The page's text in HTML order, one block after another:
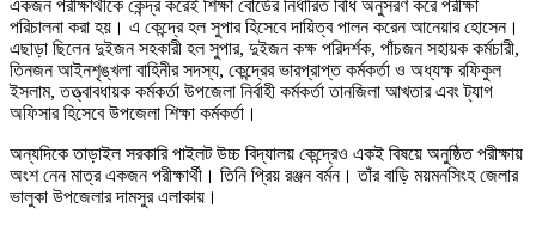
একজন পরীক্ষার্থীকে কেন্দ্র করেই শিক্ষা বোর্ডের নির্ধারিত বিধি অনুসরণ করে পরীক্ষা
পরিচালনা করা হয়। এ কেন্দ্রে হল সুপার হিসেবে দায়িত্ব পালন করেন আনেয়ার হোসেন।
এছাড়া ছিলেন দুইজন সহকারী হল সুপার, দুইজন কক্ষ পরিদর্শক, পাঁচজন সহায়ক কর্মচারী,
তিনজন আইনশৃঙ্খলা বাহিনীর সদস্য, কেন্দ্রের ভারপ্রাপ্ত কর্মকর্তা ও অধ্যক্ষ রফিকুল
ইসলাম, তত্ত্বাবধায়ক কর্মকর্তা উপজেলা নির্বাহী কর্মকর্তা তানজিলা আখতার এবং ট্যাগ
অফিসার হিসেবে উপজেলা শিক্ষা কর্মকর্তা।
অন্যদিকে তাড়াইল সরকারি পাইলট উচ্চ বিদ্যালয় কেন্দ্রেও একই বিষয়ে অনুষ্ঠিত পরীক্ষায়
অংশ নেন মাত্র একজন পরীক্ষার্থী। তিনি প্রিয় রঞ্জন বর্মন। তাঁর বাড়ি ময়মনসিংহ জেলার
ভালুকা উপজেলার দামসুর এলাকায়।